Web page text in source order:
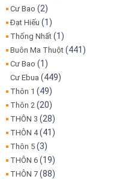
Cư Bao (2)
Đạt Hiếu (1)
Thống Nhất (1)
Buôn Ma Thuột (441)
Cư Bao (1)
Cư Ebua (449)
Thôn 1 (49)
Thôn 2 (20)
THÔN 3 (28)
THÔN 4(41)
Thôn 5 (3)
THÔN 6 (19)
THÔN 7 (88)